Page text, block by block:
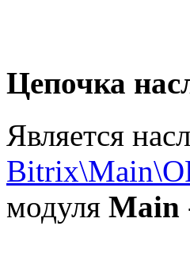
Цепочка
Является
модуля Main